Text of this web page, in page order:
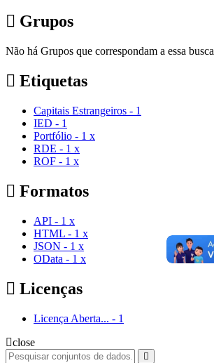
Grupos
Não há Grupos que correspondam a essa busca
Etiquetas
Capitais Estrangeiros - 1
IED - 1
Portfólio - 1 x
RDE - 1 x
ROF - 1 x
Formatos
API - 1 x
HTML - 1 x
JSON - 1 x
OData - 1 x
Licenças
Licença Aberta... - 1
close